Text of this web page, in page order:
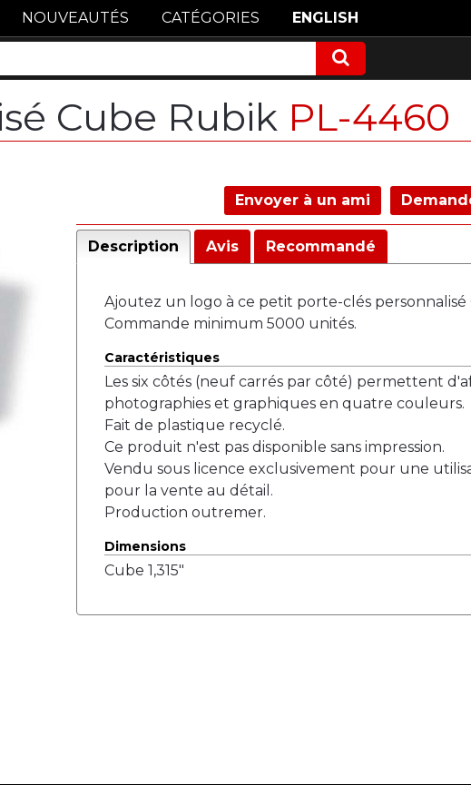
NOUVEAUTÉS CATÉGORIES ENGLISH
Cube Rubik PL-4460
Envoyer à un ami
Description Avis Recommandé
Ajoutez un logo à ce petit porte-clés personnalisé
Commande minimum 5000 unités.
Caractéristiques
Les six côtés (neuf carrés par côté) permettent
photographies et graphiques en quatre couleurs.
Fait de plastique recyclé.
Ce produit n'est pas disponible sans impression.
Vendu sous licence exclusivement pour une
pour la vente au détail.
Production outremer.
Dimensions
Cube 1,315"